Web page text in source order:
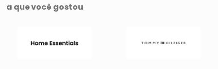
a que você gostou